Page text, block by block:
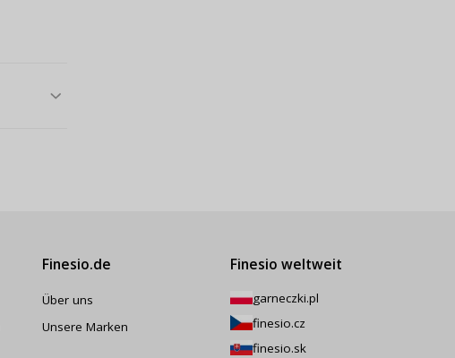
Finesio.de
Über uns
Unsere Marken
Finesio weltweit
garneczki.pl
finesio.cz
finesio.sk